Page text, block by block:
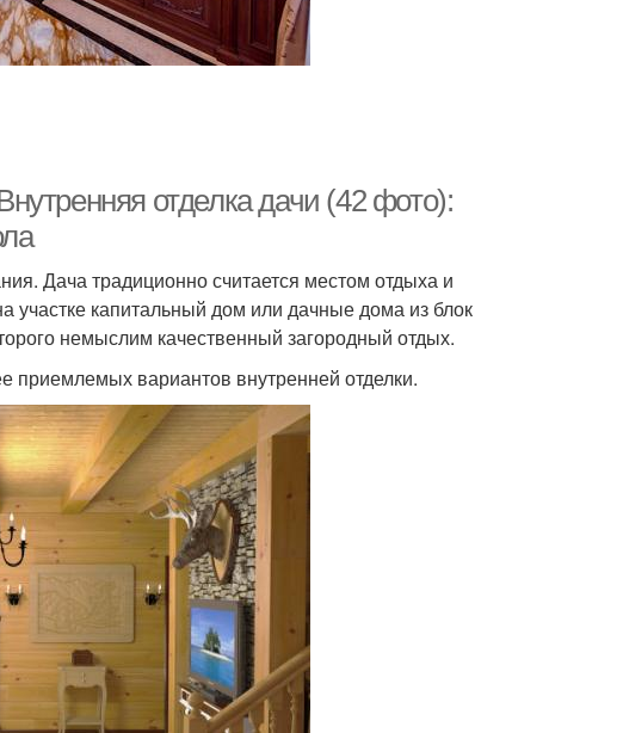
отделка дачи (42 фото):
Дача традиционно считается местом отдыха и
участке капитальный дом или дачные дома из блок
немыслим качественный загородный отдых.
приемлемых вариантов внутренней отделки.